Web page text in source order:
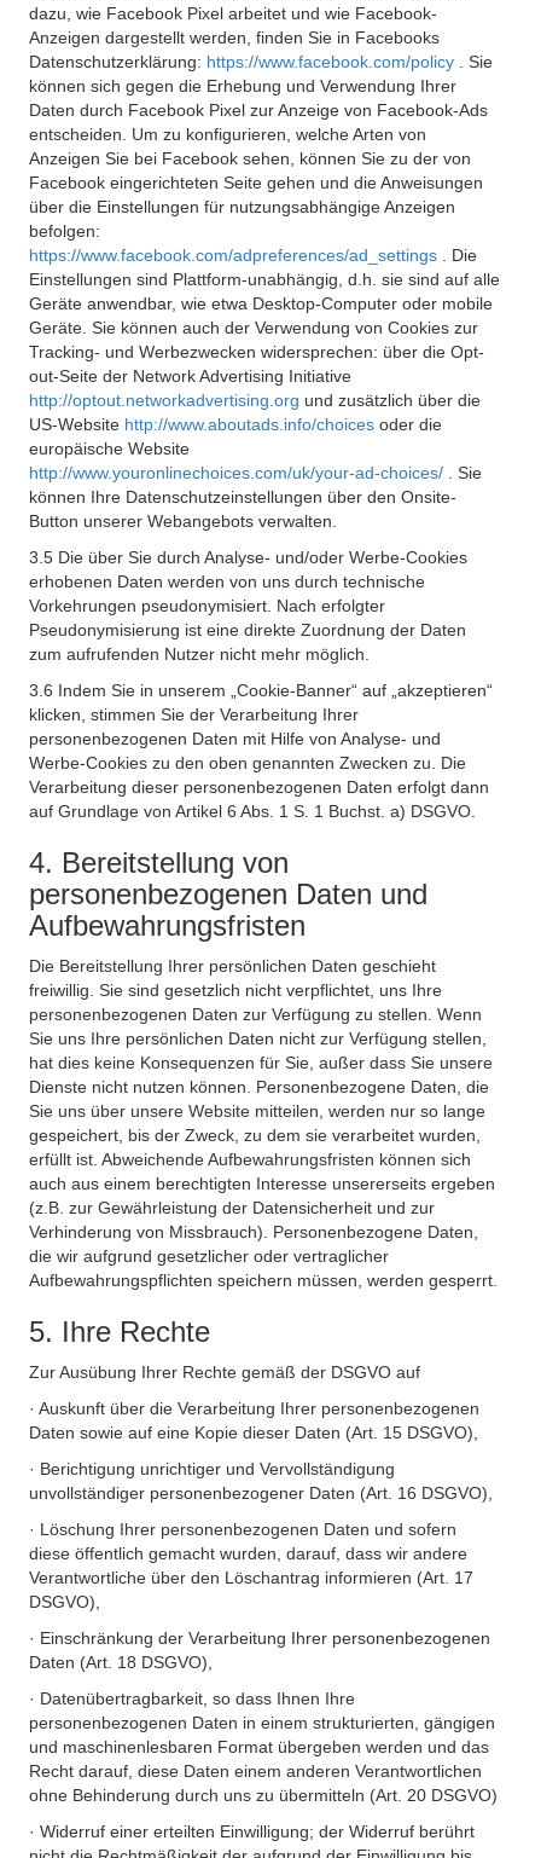
dazu, wie Facebook Pixel arbeitet und wie Facebook-
Anzeigen dargestellt werden, finden Sie in Facebooks
Datenschutzerklärung: https://www.facebook.com/policy
. Sie
können sich gegen die Erhebung und Verwendung Ihrer
Daten durch Facebook Pixel zur Anzeige von Facebook-Ads
entscheiden. Um zu konfigurieren, welche Arten von
Anzeigen Sie bei Facebook sehen, können Sie zu der von
Facebook eingerichteten Seite gehen und die Anweisungen
über die Einstellungen für nutzungsabhängige Anzeigen
befolgen:
https://www.facebook.com/adpreferences/ad_settings
. Die
Einstellungen sind Plattform-unabhängig, d.h. sie sind auf alle
Geräte anwendbar, wie etwa Desktop-Computer oder mobile
Geräte. Sie können auch der Verwendung von Cookies zur
Tracking- und Werbezwecken widersprechen: über die Opt-
out-Seite der Network Advertising Initiative
http://optout.networkadvertising.org und zusätzlich über die
US-Website http://www.aboutads.info/choices oder die
europäische Website
http://www.youronlinechoices.com/uk/your-ad-choices/
. Sie
können Ihre Datenschutzeinstellungen über den Onsite-
Button unserer Webangebots verwalten.
3.5 Die über Sie durch Analyse- und/oder Werbe-Cookies
erhobenen Daten werden von uns durch technische
Vorkehrungen pseudonymisiert. Nach erfolgter
Pseudonymisierung ist eine direkte Zuordnung der Daten
zum aufrufenden Nutzer nicht mehr möglich.
3.6 Indem Sie in unserem „Cookie-Banner“ auf „akzeptieren“
klicken, stimmen Sie der Verarbeitung Ihrer
personenbezogenen Daten mit Hilfe von Analyse- und
Werbe-Cookies zu den oben genannten Zwecken zu. Die
Verarbeitung dieser personenbezogenen Daten erfolgt dann
auf Grundlage von Artikel 6 Abs. 1 S. 1 Buchst. a) DSGVO.
4. Bereitstellung von
personenbezogenen Daten und
Aufbewahrungsfristen
Die Bereitstellung Ihrer persönlichen Daten geschieht
freiwillig. Sie sind gesetzlich nicht verpflichtet, uns Ihre
personenbezogenen Daten zur Verfügung zu stellen. Wenn
Sie uns Ihre persönlichen Daten nicht zur Verfügung stellen,
hat dies keine Konsequenzen für Sie, außer dass Sie unsere
Dienste nicht nutzen können. Personenbezogene Daten, die
Sie uns über unsere Website mitteilen, werden nur so lange
gespeichert, bis der Zweck, zu dem sie verarbeitet wurden,
erfüllt ist. Abweichende Aufbewahrungsfristen können sich
auch aus einem berechtigten Interesse unsererseits ergeben
(z.B. zur Gewährleistung der Datensicherheit und zur
Verhinderung von Missbrauch). Personenbezogene Daten,
die wir aufgrund gesetzlicher oder vertraglicher
Aufbewahrungspflichten speichern müssen, werden gesperrt.
5. Ihre Rechte
Zur Ausübung Ihrer Rechte gemäß der DSGVO auf
· Auskunft über die Verarbeitung Ihrer personenbezogenen
Daten sowie auf eine Kopie dieser Daten (Art. 15 DSGVO),
· Berichtigung unrichtiger und Vervollständigung
unvollständiger personenbezogener Daten (Art. 16 DSGVO),
· Löschung Ihrer personenbezogenen Daten und sofern
diese öffentlich gemacht wurden, darauf, dass wir andere
Verantwortliche über den Löschantrag informieren (Art. 17
DSGVO),
· Einschränkung der Verarbeitung Ihrer personenbezogenen
Daten (Art. 18 DSGVO),
· Datenübertragbarkeit, so dass Ihnen Ihre
personenbezogenen Daten in einem strukturierten, gängigen
und maschinenlesbaren Format übergeben werden und das
Recht darauf, diese Daten einem anderen Verantwortlichen
ohne Behinderung durch uns zu übermitteln (Art. 20 DSGVO)
· Widerruf einer erteilten Einwilligung; der Widerruf berührt